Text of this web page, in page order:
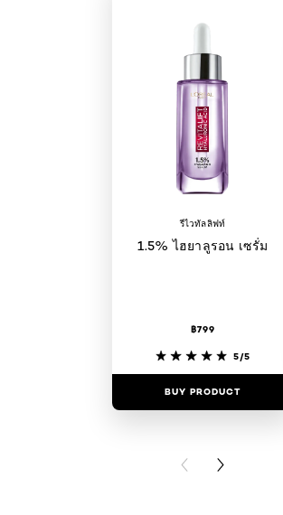
รีไวทัลลิฟท์
1.5% ไฮยาลูรอน เซรั่ม
฿799
5/5
BUY PRODUCT
PREVIOUS CARD
NEXT CARD